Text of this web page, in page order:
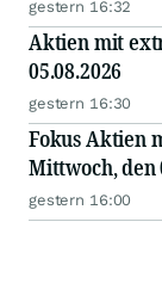
gestern 16:32
Aktien mit
05.08.2026
gestern 16:30
Fokus Aktien
Mittwoch, den
gestern 16:00